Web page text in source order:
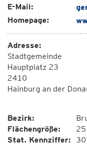
E-Mail:
Homepage:
Adresse:
Stadtgemeinde
Hauptplatz 23
2410
Hainburg an der
Bezirk:
Flächengröße:
Stat. Kennziffer: